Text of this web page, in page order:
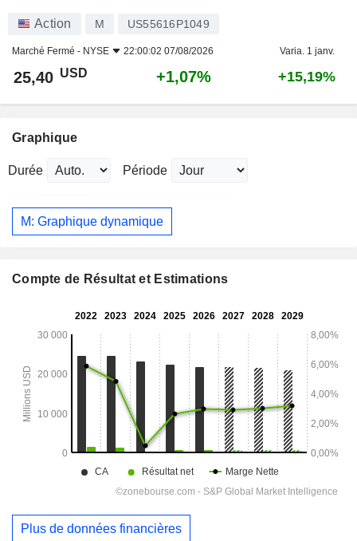
Action M US55616P1049
Marché Fermé - NYSE 22:00:02 07/08/2026 Varia. 1 janv.
25,40 USD +1,07% +15,19%
Graphique
Durée Période
M: Graphique dynamique
Compte de Résultat et Estimations
Plus de données financières